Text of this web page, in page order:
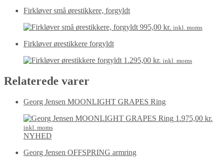
Firkløver små ørestikkere, forgyldt
995,00 kr. inkl. moms
Firkløver ørestikkere forgyldt
1.295,00 kr. inkl. moms
Relaterede varer
Georg Jensen MOONLIGHT GRAPES Ring
1.975,00 kr.
inkl. moms
NYHED
Georg Jensen OFFSPRING armring